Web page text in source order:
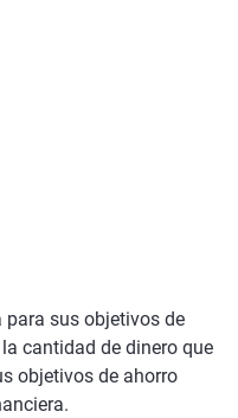
para sus objetivos de
cantidad de dinero que
objetivos de ahorro